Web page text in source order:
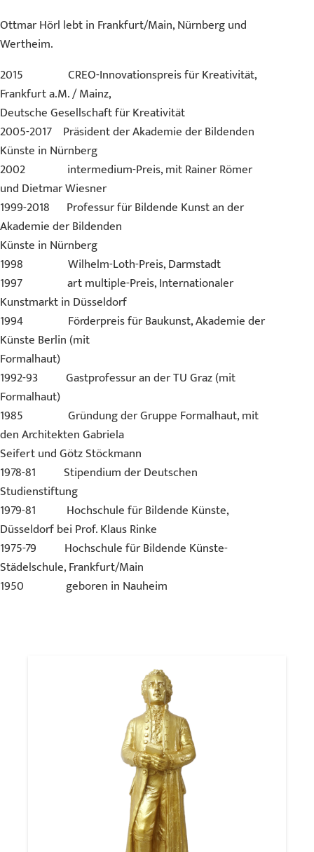
Ottmar Hörl lebt in Frankfurt/Main, Nürnberg und
Wertheim.
2015 CREO-Innovationspreis für Kreativität,
Frankfurt a.M. / Mainz,
Deutsche Gesellschaft für Kreativität
2005-2017 Präsident der Akademie der Bildenden
Künste in Nürnberg
2002 intermedium-Preis, mit Rainer Römer
und Dietmar Wiesner
1999-2018 Professur für Bildende Kunst an der
Akademie der Bildenden
Künste in Nürnberg
1998 Wilhelm-Loth-Preis, Darmstadt
1997 art multiple-Preis, Internationaler
Kunstmarkt in Düsseldorf
1994 Förderpreis für Baukunst, Akademie der
Künste Berlin (mit
Formalhaut)
1992-93 Gastprofessur an der TU Graz (mit
Formalhaut)
1985 Gründung der Gruppe Formalhaut, mit
den Architekten Gabriela
Seifert und Götz Stöckmann
1978-81 Stipendium der Deutschen
Studienstiftung
1979-81 Hochschule für Bildende Künste,
Düsseldorf bei Prof. Klaus Rinke
1975-79 Hochschule für Bildende Künste-
Städelschule, Frankfurt/Main
1950 geboren in Nauheim